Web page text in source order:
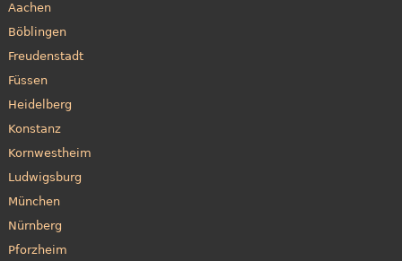
Aachen
Böblingen
Freudenstadt
Füssen
Heidelberg
Konstanz
Kornwestheim
Ludwigsburg
München
Nürnberg
Pforzheim